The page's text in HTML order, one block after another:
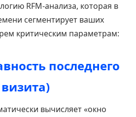
RFM-анализа, которая в
сегментирует ваших
критическим параметрам:
последнего
визита)
вычисляет «окно